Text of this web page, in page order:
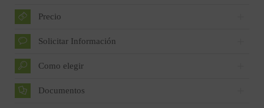
Precio
Solicitar Información
Como elegir
Documentos